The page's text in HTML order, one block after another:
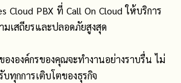
Cloud PBX ที่ Call On Cloud ให้บริการ
มเสถียรและปลอดภัยสูงสุด
ององค์กรของคุณจะทำงานอย่างราบรื่น ไม่
ทุกการเติบโตของธุรกิจ